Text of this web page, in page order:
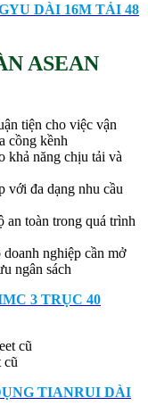
DÀI 16M TẢI 48
ASEAN
tiện cho việc vận
cồng kềnh
khả năng chịu tải và
với đa dạng nhu cầu
an toàn trong quá trình
doanh nghiệp cần mở
ngân sách
3 TRỤC 40
cũ
TIANRUI DÀI